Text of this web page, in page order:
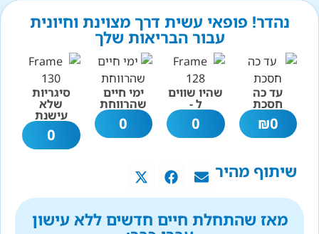
נהדר! פופאי עשית דרך מצוינת וחיונית
עבור הבריאות שלך
עד כה
חסכת
0
₪
שהיו שווים
ל -
0
ימי חיים
שהרווחת
0
סיגריות
שלא
עישנת
0
שיתוף מהיר
מאז שהתחלת חיים חדשים ללא עישון